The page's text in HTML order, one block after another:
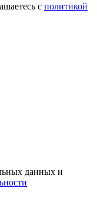
c политикой
данных и